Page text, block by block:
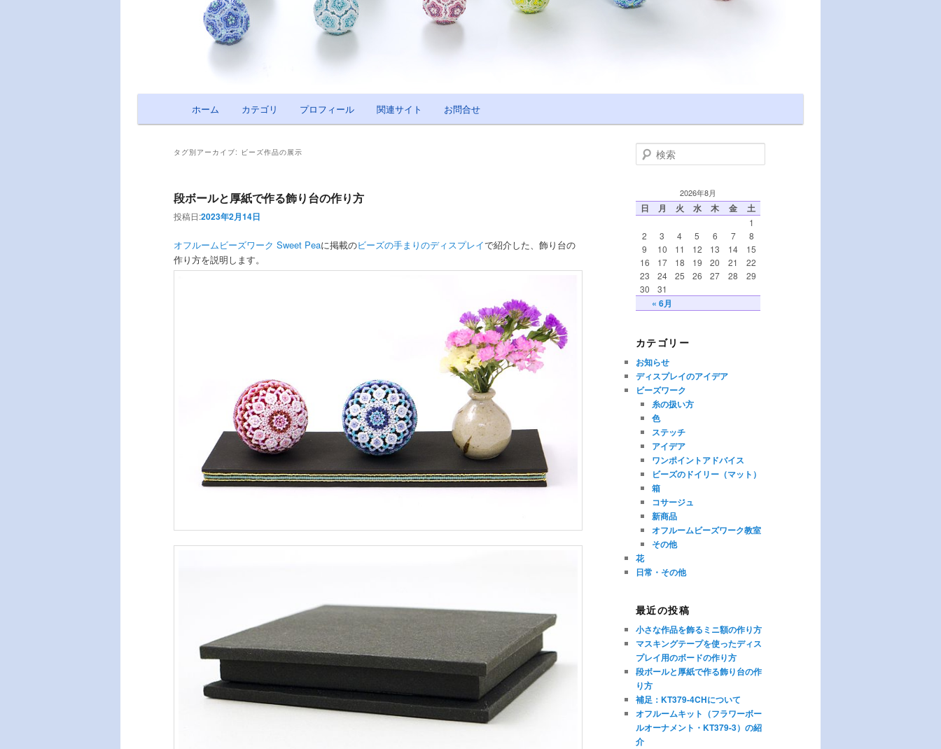
メインコンテンツへ移動
サブコンテンツへ移動
ホーム カテゴリ プロフィール 関連サイト お問合せ
タグ別アーカイブ: ビーズ作品の展示
段ボールと厚紙で作る飾り台の作り方
投稿日:2023年2月14日
オフルームビーズワーク Sweet Peaに掲載のビーズの手まりのディスプレイで紹介した、飾り台の
作り方を説明します。
検索
2026年8月
日 月 火 水 木 金 土
« 6月
1
2
3 4 5 6 7
8
9
10 11 12 13 14
15
16
17 18 19 20 21
22
23
24 25 26 27 28
29
30
31
カテゴリー
お知らせ
ディスプレイのアイデア
ビーズワーク
糸の扱い方
色
ステッチ
アイデア
ワンポイントアドバイス
ビーズのドイリー（マット）
箱
コサージュ
新商品
オフルームビーズワーク教室
その他
花
日常・その他
最近の投稿
小さな作品を飾るミニ額の作り方
マスキングテープを使ったディス
プレイ用のボードの作り方
段ボールと厚紙で作る飾り台の作
り方
補足：KT379-4CHについて
オフルームキット（フラワーボー
ルオーナメント・KT379-3）の紹
介